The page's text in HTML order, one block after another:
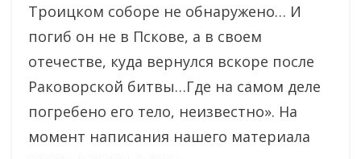
Троицком соборе не обнаружено… И
погиб он не в Пскове, а в своем
отечестве, куда вернулся вскоре после
Раковорской битвы…Где на самом деле
погребено его тело, неизвестно». На
момент написания нашего материала